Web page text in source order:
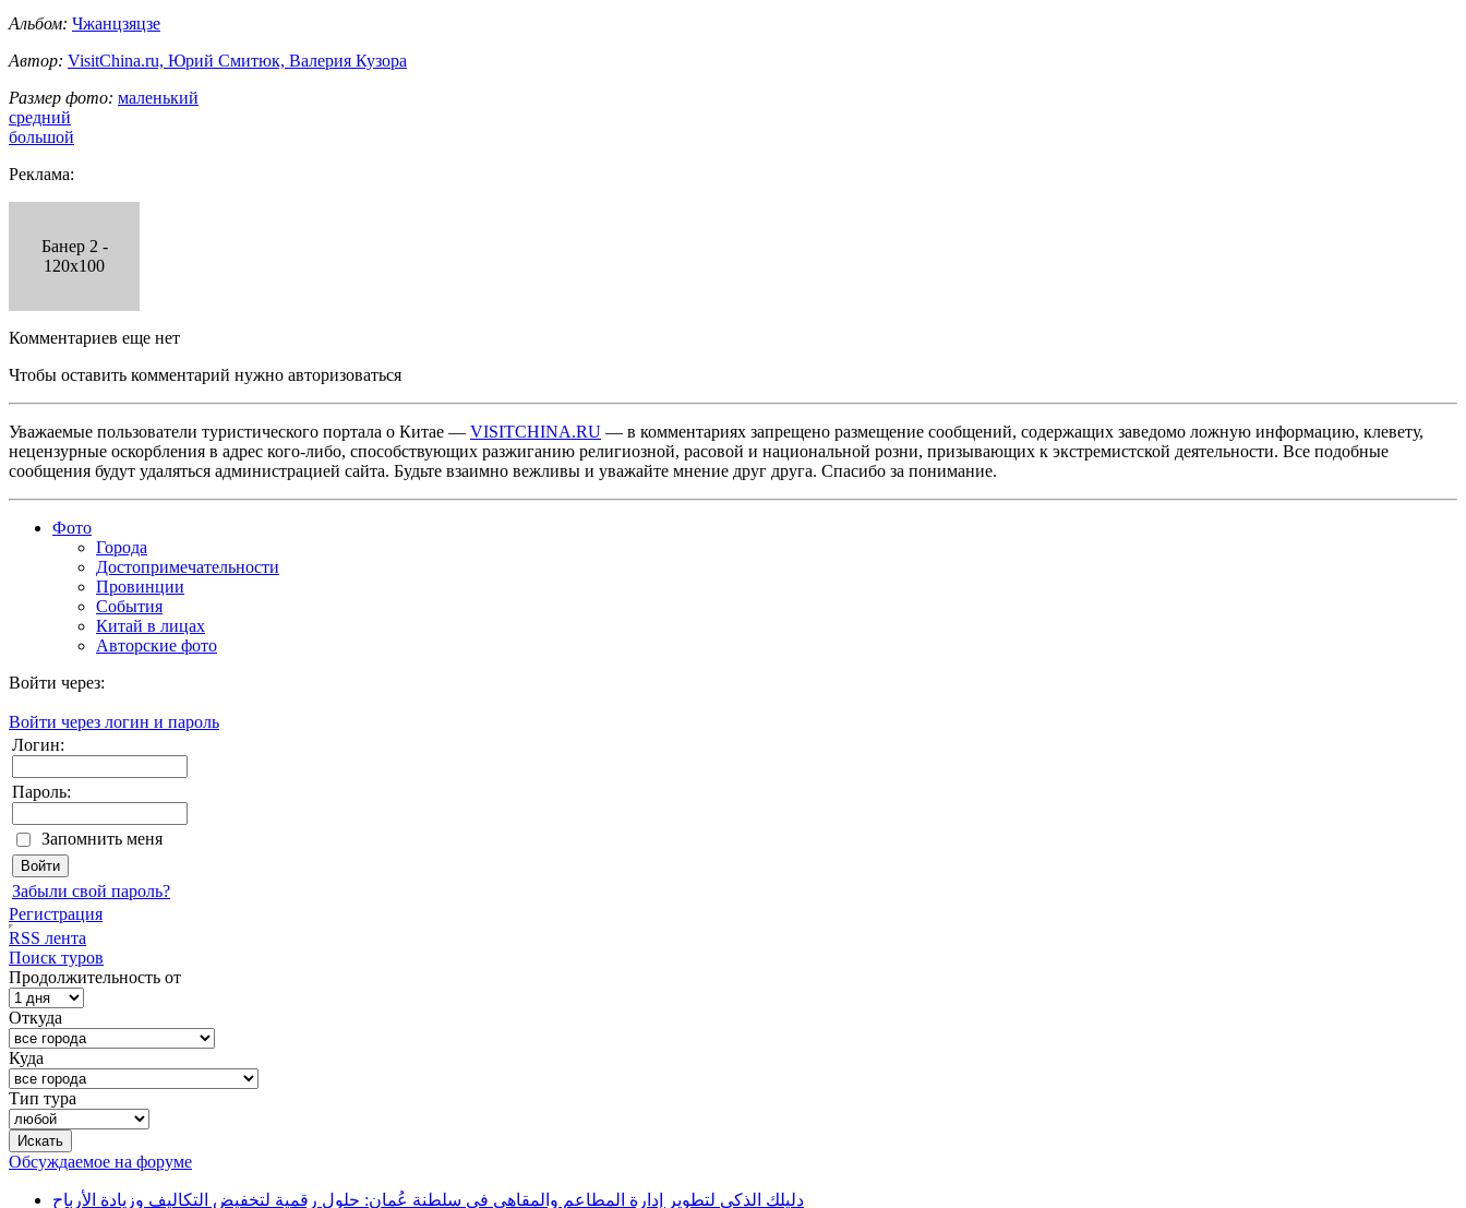
Альбом: Чжанцзяцзе
Автор: VisitChina.ru, Юрий Смитюк, Валерия Кузора
Размер фото: маленький
средний
большой
Реклама:
Банер 2 -
120x100
Комментариев еще нет
Чтобы оставить комментарий нужно авторизоваться
Уважаемые пользователи туристического портала о Китае — VISITCHINA.RU — в комментариях запрещено размещение сообщений, содержащих заведомо ложную информацию, клевету,
нецензурные оскорбления в адрес кого-либо, способствующих разжиганию религиозной, расовой и национальной розни, призывающих к экстремистской деятельности. Все подобные
сообщения будут удаляться администрацией сайта. Будьте взаимно вежливы и уважайте мнение друг друга. Спасибо за понимание.
Фото
Города
Достопримечательности
Провинции
События
Китай в лицах
Авторские фото
Войти через:
Войти через логин и пароль
Логин:
Пароль:
Запомнить меня
Забыли свой пароль?
Регистрация
RSS лента
Поиск туров
Продолжительность от
Откуда
Куда
Тип тура
Обсуждаемое на форуме
دليلك الذكي لتطوير إدارة المطاعم والمقاهي في سلطنة عُمان: حلول رقمية لتخفيض التكاليف وزيادة الأرباح